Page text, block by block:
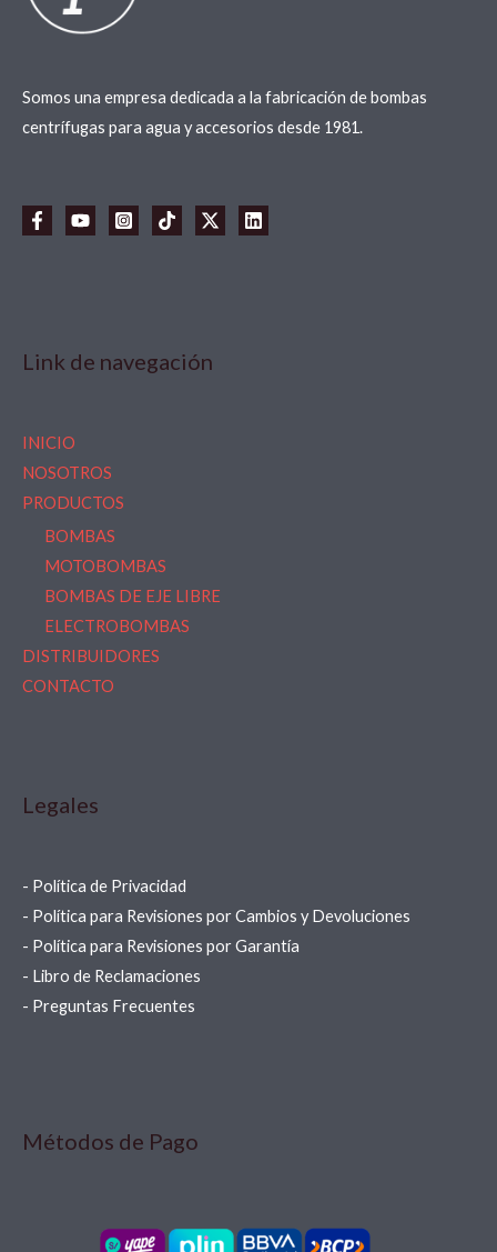
Somos una empresa dedicada a la fabricación de bombas
centrífugas para agua y accesorios desde 1981.
Link de navegación
INICIO
NOSOTROS
PRODUCTOS
BOMBAS
MOTOBOMBAS
BOMBAS DE EJE LIBRE
ELECTROBOMBAS
DISTRIBUIDORES
CONTACTO
Legales
- Política de Privacidad
- Política para Revisiones por Cambios y Devoluciones
- Política para Revisiones por Garantía
- Libro de Reclamaciones
- Preguntas Frecuentes
Métodos de Pago